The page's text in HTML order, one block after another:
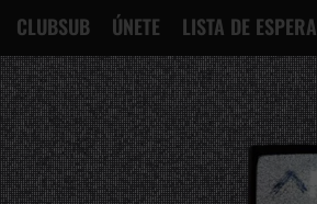
CLUBSUB ÚNETE LISTA DE ESPERA